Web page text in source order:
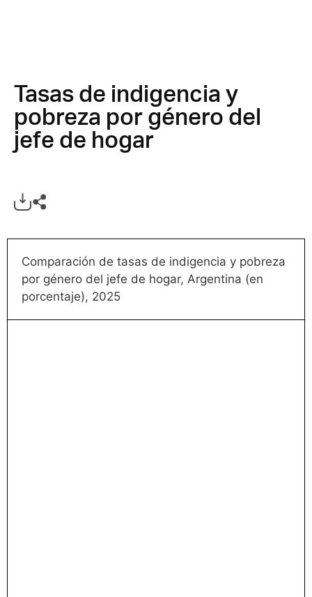
Tasas de indigencia y
pobreza por género del
jefe de hogar
Comparación de tasas de indigencia y pobreza
por género del jefe de hogar, Argentina (en
porcentaje), 2025